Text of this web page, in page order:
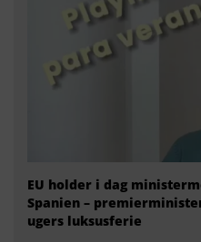
EU holder i dag
Spanien –
ugers luksusferie